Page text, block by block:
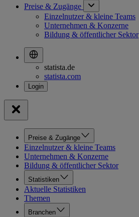
Preise & Zugänge
Einzelnutzer & kleine Teams
Unternehmen & Konzerne
Bildung & öffentlicher Sektor
statista.de
statista.com
Preise & Zugänge
Einzelnutzer & kleine Teams
Unternehmen & Konzerne
Bildung & öffentlicher Sektor
Statistiken
Aktuelle Statistiken
Themen
Branchen